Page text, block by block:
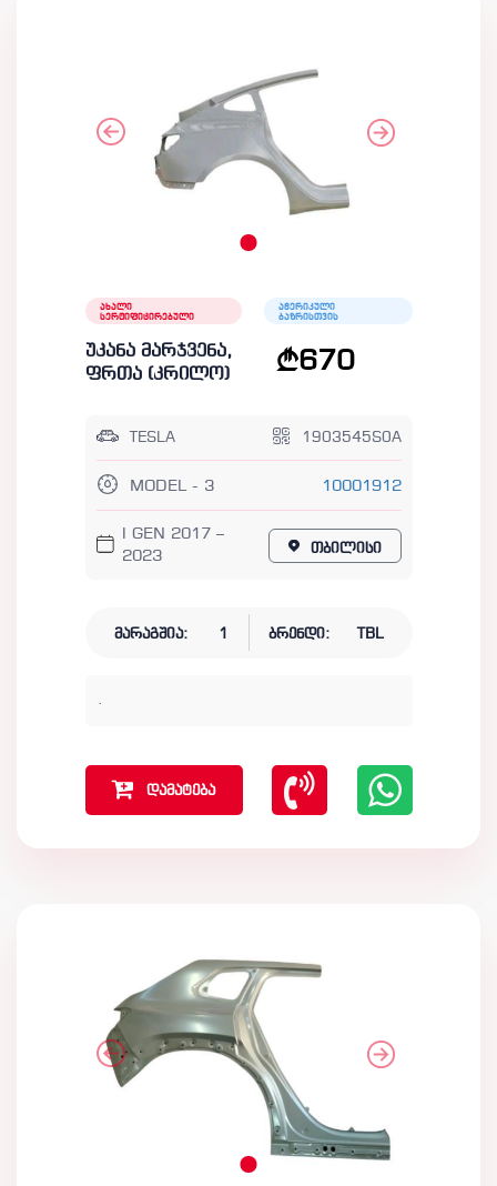
ახალი
სერტიფიცირებული
ამერიკული
ბაზრისთვის
უკანა მარჯვენა,
ფრთა (კრილო)
670
TESLA 1903545S0A
MODEL - 3 10001912
I GEN 2017 –
2023
თბილისი
მარაგშია: 1 ბრენდი: TBL
.
დამატება